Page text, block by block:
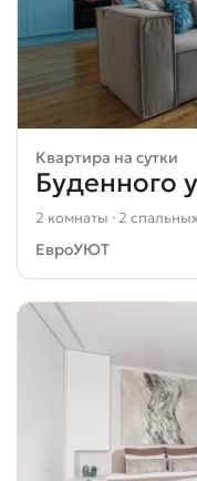
Квартира на сутки
Буденного
2 комнаты · 2
ЕвроУЮТ